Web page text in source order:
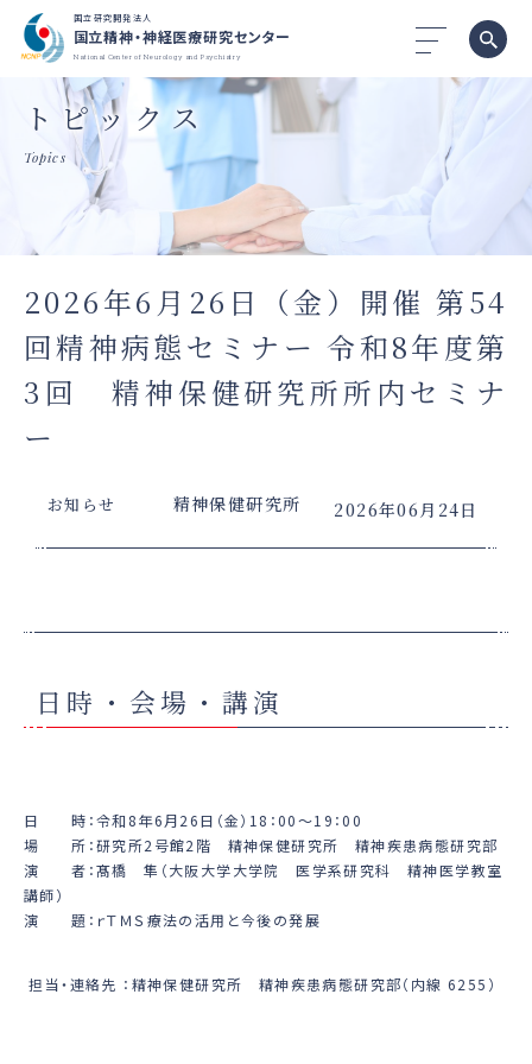
国立研究開発法人
国立精神・神経医療研究センター
National Center of Neurology and Psychiatry
トピックス
Topics
2026年6月26日（金）開催 第54
回精神病態セミナー 令和8年度第
3回 精神保健研究所所内セミナ
ー
お知らせ 精神保健研究所 2026年06月24日
日時・会場・講演
日 時：令和8年6月26日（金）18：00～19：00
場 所：研究所2号館2階 精神保健研究所 精神疾患病態研究部
演 者：髙橋 隼（大阪大学大学院 医学系研究科 精神医学教室
講師）
演 題：ｒＴＭＳ療法の活用と今後の発展
担当・連絡先 ：精神保健研究所 精神疾患病態研究部（内線 6255）